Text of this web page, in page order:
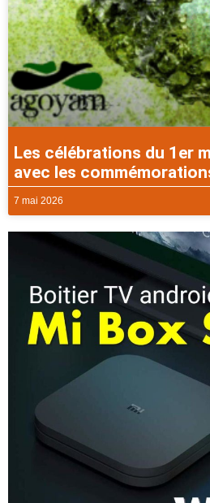
Les célébrations du 1er
avec les
7 mai 2026